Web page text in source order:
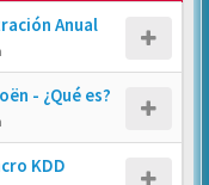
Anual
- ¿Qué es?
KDD